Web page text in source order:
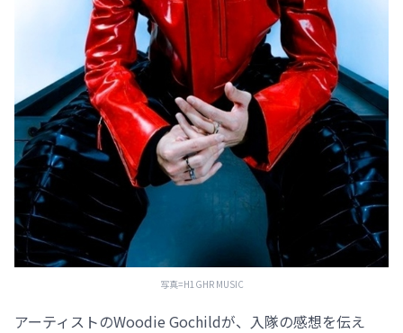
写真=H1GHR MUSIC
アーティストのWoodie Gochildが、入隊の感想を伝え